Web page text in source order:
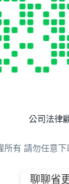
有 請勿任意下
公司法律
聊聊省